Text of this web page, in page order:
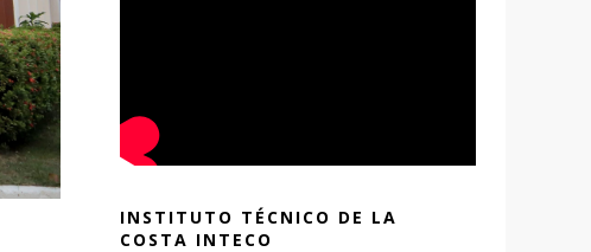
INSTITUTO TÉCNICO DE LA
COSTA INTECO